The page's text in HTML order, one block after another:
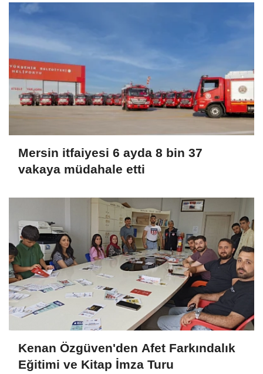
Mersin itfaiyesi 6 ayda 8 bin 37
vakaya müdahale etti
Kenan Özgüven'den Afet Farkındalık
Eğitimi ve Kitap İmza Turu